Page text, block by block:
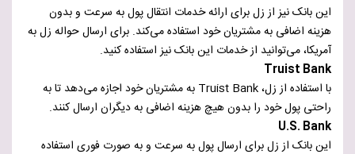
این بانک نیز از زل برای ارائه خدمات انتقال پول به سرعت و بدون
هزینه اضافی به مشتریان خود استفاده می‌کند. برای ارسال حواله زل به
آمریکا، می‌توانید از خدمات این بانک نیز استفاده کنید.
Truist Bank
با استفاده از زل، Truist Bank به مشتریان خود اجازه می‌دهد تا به
راحتی پول خود را بدون هیچ هزینه اضافی به دیگران ارسال کنند.
U.S. Bank
این بانک از زل برای ارسال پول به سرعت و به صورت فوری استفاده